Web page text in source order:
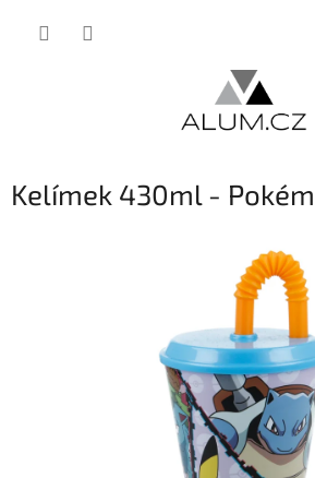
Kelímek 430ml -